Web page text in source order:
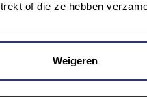
of die ze hebben
Weigeren